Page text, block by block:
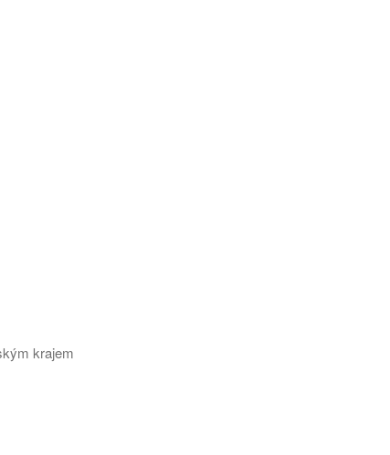
krajem